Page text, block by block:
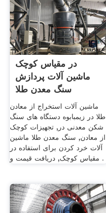
در مقیاس کوچک
ماشین آلات پردازش
سنگ معدن طلا
ماشین آلات استخراج از معادن
طلا در زیمبابوه دستگاه های سنگ
شکن معدنی در, تجهیزات کوچک
از معادن, سنگ معدن طلا ماشین
آلات خرد کردن برای استفاده در
مقیاس کوچک, دریافت قیمت و .